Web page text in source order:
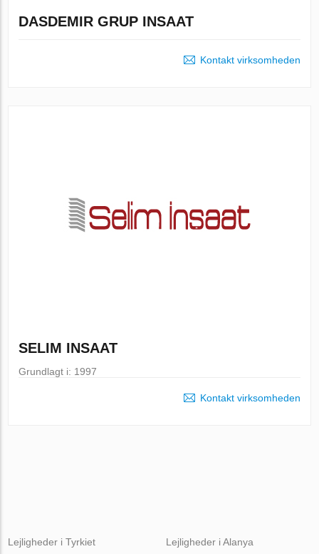
DASDEMIR GRUP INSAAT
Kontakt virksomheden
SELIM INSAAT
Grundlagt i: 1997
Kontakt virksomheden
Lejligheder i Tyrkiet
Lejligheder i Alanya